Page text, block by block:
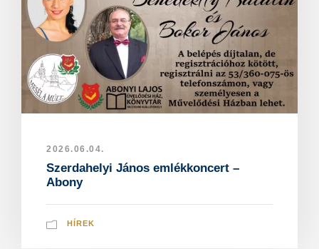
2026.06.04.
Szerdahelyi János emlékkoncert –
Abony
HÍREK